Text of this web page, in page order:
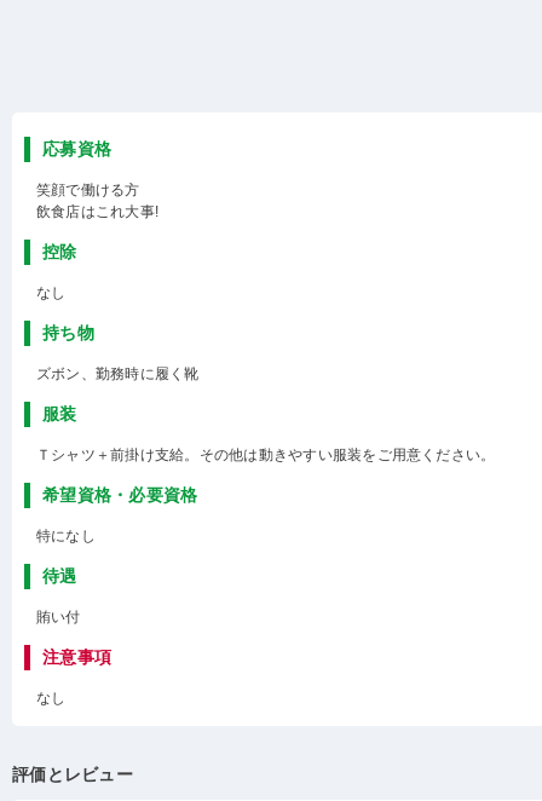
応募資格
笑顔で働ける方
飲食店はこれ大事!
控除
なし
持ち物
ズボン、勤務時に履く靴
服装
Ｔシャツ＋前掛け支給。その他は動きやすい服装をご用意ください。
希望資格・必要資格
特になし
待遇
賄い付
注意事項
なし
評価とレビュー